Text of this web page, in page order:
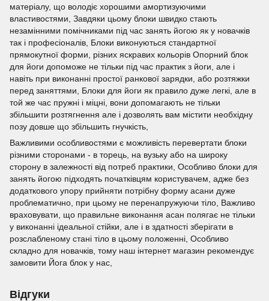
матеріалу, що володіє хорошими амортизуючими
властивостями, Завдяки цьому блоки швидко стають
незамінними помічниками під час занять йогою як у новачків
так і професіоналів, Блоки виконуються стандартної
прямокутної форми, різних яскравих кольорів Опорний блок
для йоги допоможе не тільки під час практик з йоги, але і
навіть при виконанні простої ранкової зарядки, або розтяжки
перед заняттями, Блоки для йоги як правило дуже легкі, але в
той же час пружні і міцні, вони допомагають не тільки
збільшити розтягнення але і дозволять вам містити необхідну
позу довше що збільшить гнучкість,
Важливими особливостями є можливість перевертати блоки
різними сторонами - в торець, на вузьку або на широку
сторону в залежності від потреб практики, Особливо блоки для
занять йогою підходять початківцям користувачем, адже без
додаткового упору прийняти потрібну форму асани дуже
проблематично, при цьому не перенапружуючи тіло, Важливо
враховувати, що правильне виконання асан полягає не тільки
у виконанні ідеальної стійки, але і в здатності зберігати в
розслабленому стані тіло в цьому положенні, Особливо
складно для новачків, тому наш інтернет магазин рекомендує
замовити Йога блок у нас,
Відгуки